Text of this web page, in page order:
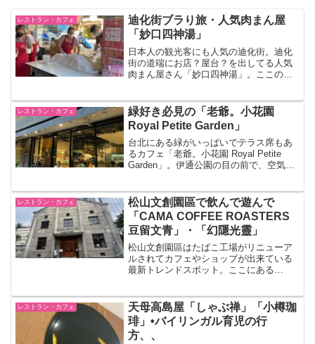
レストラン・カフェ
迪化街ブラり旅・人気肉まん屋
「妙口四神湯」
日本人の観光客にも人気の迪化街。迪化
街の道端にお店？屋台？を出してる人気
肉まん屋さん「妙口四神湯」。ここの肉
豚肉と良く合う。もう一つの商品が薬膳
もつスープ。漢方がたくさんの迪化街ら
しいスープ。口コミは良かったけど、私
の口には合わず。
レストラン・カフェ
緑好き必見の「老爺。小花園
Royal Petite Garden」
台北にある緑がいっぱいでテラス席もあ
るカフェ「老爺。小花園 Royal Petite
Garden」。伊通公園の目の前で、空気も
ーまで楽しめるこのお店、ご飯も美味し
いし雰囲気も凄く良くおすすめ。
レストラン・カフェ
松山文創園區で飲んで遊んで
「CAMA COFFEE ROASTERS
豆留文青」・「幻隱光靈」
松山文創園區はたばこ工場がリニューア
ルされてカフェやショップが出来ている
最新トレンドスポット。ここにある
残を感じられる葉巻ティラミスが食べら
れたり、その場で焙煎されたコーヒー豆
の美味しいコーヒーが楽しめる。特別イ
ベントの幻隱光靈も開催中。
レストラン・カフェ
天母高島屋「しゃぶ禅」「小樽珈
琲」•バイリンガル育児の行
方、、